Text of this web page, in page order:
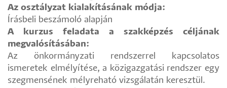
Az osztályzat kialakításának módja:
Írásbeli beszámoló alapján
A kurzus feladata a szakképzés céljának
megvalósításában:
Az önkormányzati rendszerrel kapcsolatos
ismeretek elmélyítése, a közigazgatási rendszer egy
szegmensének mélyreható vizsgálatán keresztül.